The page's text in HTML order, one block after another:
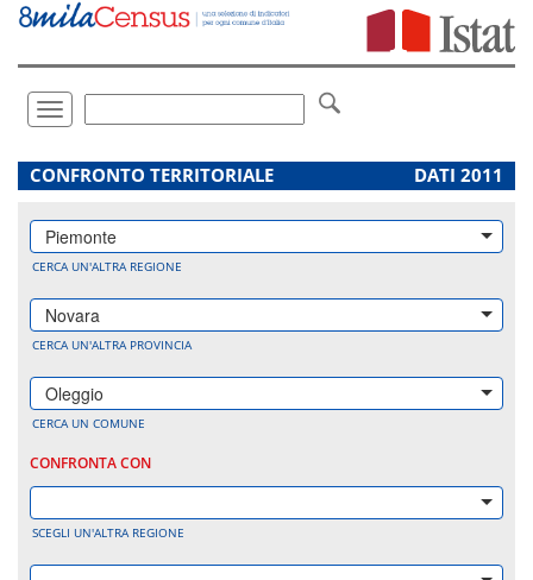
Vai
direttamente
Toggle
navigation
.
CONFRONTO TERRITORIALE DATI 2011
Piemonte
CERCA UN'ALTRA REGIONE
Novara
CERCA UN'ALTRA PROVINCIA
Oleggio
CERCA UN COMUNE
CONFRONTA CON
SCEGLI UN'ALTRA REGIONE